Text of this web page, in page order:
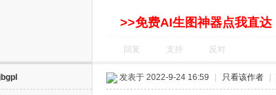
>>免费AI生图神器点我直达
回复 支持 反对
发表于 2022-9-24 16:59 只看该作者